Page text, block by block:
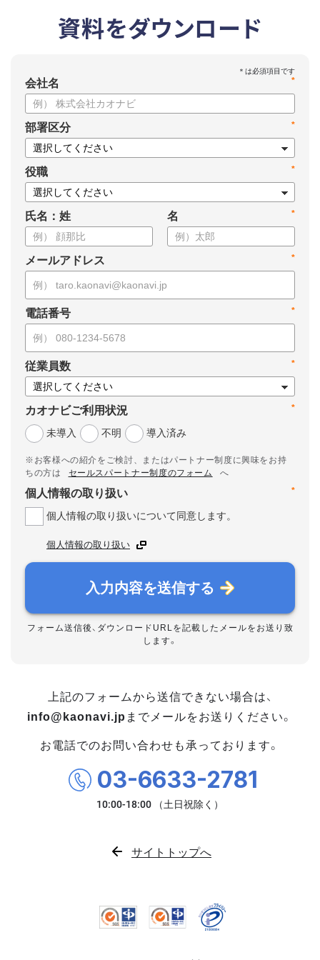
資料をダウンロード
*
会社名
*
部署区分
*
役職
氏名：姓 *
名
*
メールアドレス
*
電話番号
*
従業員数
*
カオナビご利用状況
未導入
不明 導入済み
※お客様への紹介をご検討、またはパートナー制度に興味をお持
ちの方は
セールスパートナー制度のフォーム
へ
*
個人情報の取り扱い
個人情報の取り扱いについて同意します。
個人情報の取り扱い
入力内容を送信する
フォーム送信後、ダウンロードURLを記載したメールをお送り致
します。
上記のフォームから送信できない場合は、
info@kaonavi.jp までメールをお送りください。
お電話でのお問い合わせも承っております。
03-6633-2781
サイトトップへ